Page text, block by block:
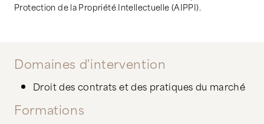
Protection de la Propriété Intellectuelle (AIPPI).
Domaines d'intervention
Droit des contrats et des pratiques du marché
Formations